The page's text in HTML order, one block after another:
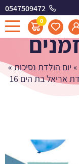
0547509472
0
אריאל
» יום הולדת נסיכות»
חבילת יום הולדת אריאל בת הים 16